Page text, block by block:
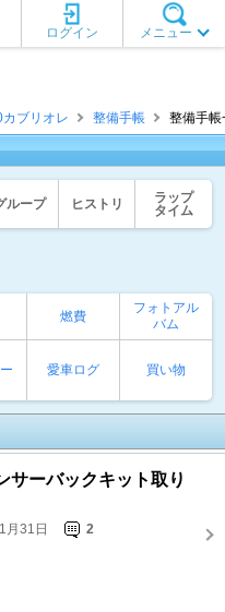
メニュー
ログイン
ブリオレ 整備手帳 整備手
ループ ヒストリ
ラップ
タイム
燃費
フォトアル
バム
愛車ログ 買い物
サーバックキット取り
月31日
2